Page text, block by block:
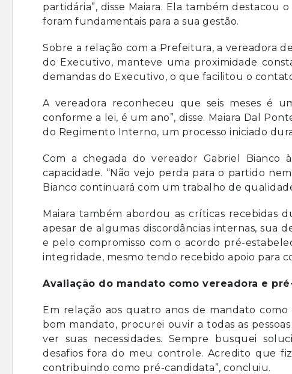
partidária”, disse Maiara. Ela também destacou
foram fundamentais para a sua gestão.
Sobre a relação com a Prefeitura, a vereadora
do Executivo, manteve uma proximidade
demandas do Executivo, o que facilitou o
A vereadora reconheceu que seis meses é
conforme a lei, é um ano”, disse. Maiara Dal
do Regimento Interno, um processo iniciado
Com a chegada do vereador Gabriel Bianco
capacidade. “Não vejo perda para o partido
Bianco continuará com um trabalho de
Maiara também abordou as críticas recebidas
apesar de algumas discordâncias internas, sua
e pelo compromisso com o acordo pré-
integridade, mesmo tendo recebido apoio para
Avaliação do mandato como vereadora e
Em relação aos quatro anos de mandato como
bom mandato, procurei ouvir a todas as
ver suas necessidades. Sempre busquei
desafios fora do meu controle. Acredito que
contribuindo como pré-candidata”, concluiu.